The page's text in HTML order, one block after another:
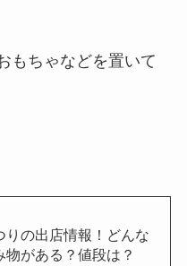
もちゃなどを置いて
りの出店情報！どんな
物がある？値段は？